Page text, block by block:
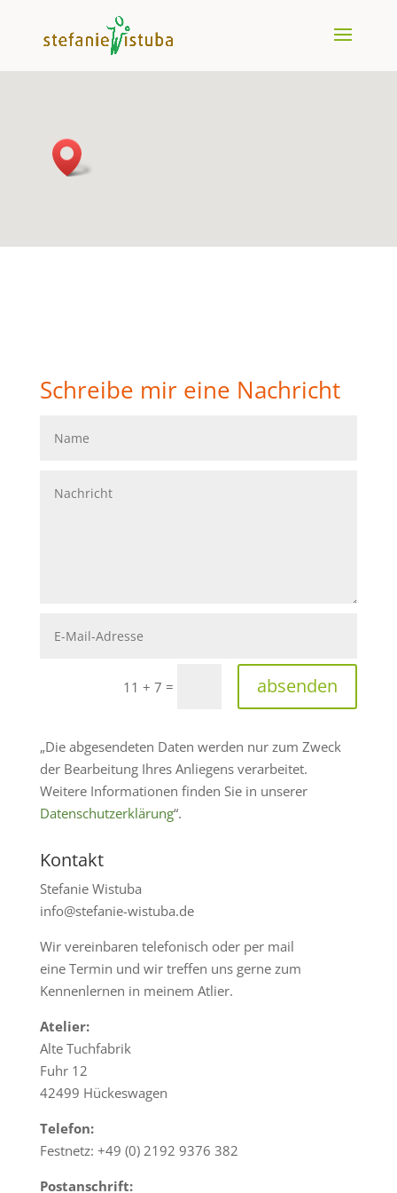
Schreibe mir eine Nachricht
11 + 7 = absenden
„Die abgesendeten Daten werden nur zum Zweck
der Bearbeitung Ihres Anliegens verarbeitet.
Weitere Informationen finden Sie in unserer
Datenschutzerklärung“.
Kontakt
Stefanie Wistuba
info@stefanie-wistuba.de
Wir vereinbaren telefonisch oder per mail
eine Termin und wir treffen uns gerne zum
Kennenlernen in meinem Atlier.
Atelier:
Alte Tuchfabrik
Fuhr 12
42499 Hückeswagen
Telefon:
Festnetz: +49 (0) 2192 9376 382
Postanschrift: